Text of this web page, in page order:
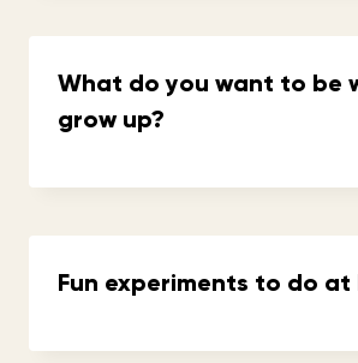
What do you want to be
grow up?
Fun experiments to do at